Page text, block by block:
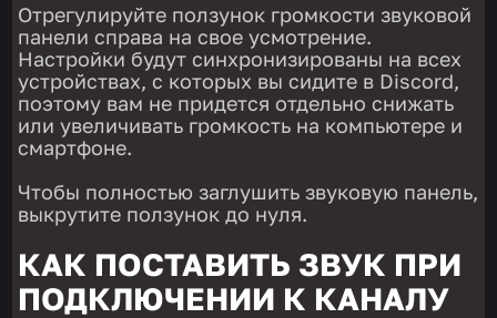
Отрегулируйте ползунок громкости звуковой
панели справа на свое усмотрение.
Настройки будут синхронизированы на всех
устройствах, с которых вы сидите в Discord,
поэтому вам не придется отдельно снижать
или увеличивать громкость на компьютере и
смартфоне.
Чтобы полностью заглушить звуковую панель,
выкрутите ползунок до нуля.
КАК ПОСТАВИТЬ ЗВУК ПРИ
ПОДКЛЮЧЕНИИ К КАНАЛУ